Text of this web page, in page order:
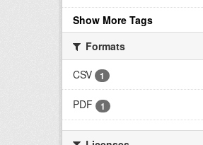
Show More Tags
Formats
CSV
1
PDF 1